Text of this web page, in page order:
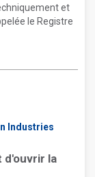
et
le Registre
Industries
d'ouvrir la